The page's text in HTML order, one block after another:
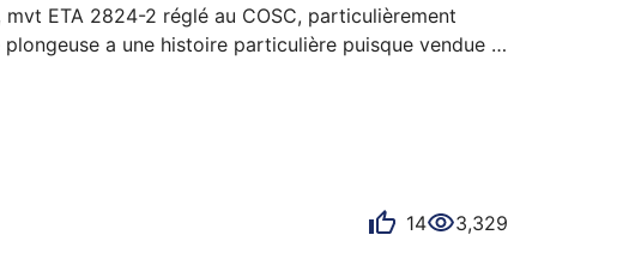
ETA 2824-2 réglé au COSC, particulièrement
a une histoire particulière puisque vendue
avant de trouver acquéreur (production de 1989
de la 79090 cont…
14
3,329